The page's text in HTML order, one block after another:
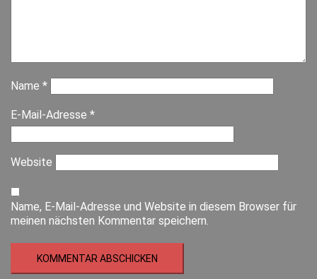
Name *
E-Mail-Adresse *
Website
Name, E-Mail-Adresse und Website in diesem Browser für
meinen nächsten Kommentar speichern.